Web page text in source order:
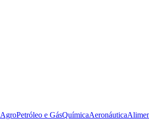
AgroPetróleo e GásQuímicaAeronáutica